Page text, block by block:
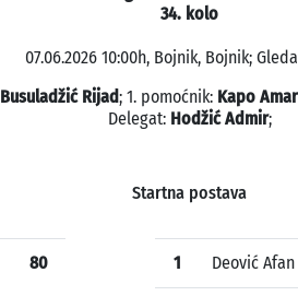
34. kolo
07.06.2026 10:00h, Bojnik, Bojnik;
Busuladžić Rijad; 1. pomoćnik: Kapo Amar
Delegat: Hodžić Admir;
Startna postava
80 1 Deović Afan